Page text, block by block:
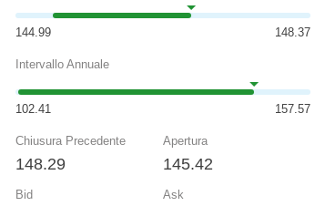
144.99 148.37
Intervallo Annuale
102.41 157.57
Chiusura Precedente
148.29
Apertura
145.42
Bid Ask